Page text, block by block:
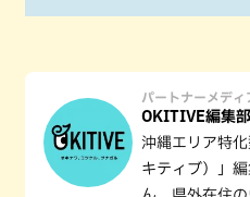
パートナーメディ
OKITIVE編集部
沖縄エリア特
キティブ）」